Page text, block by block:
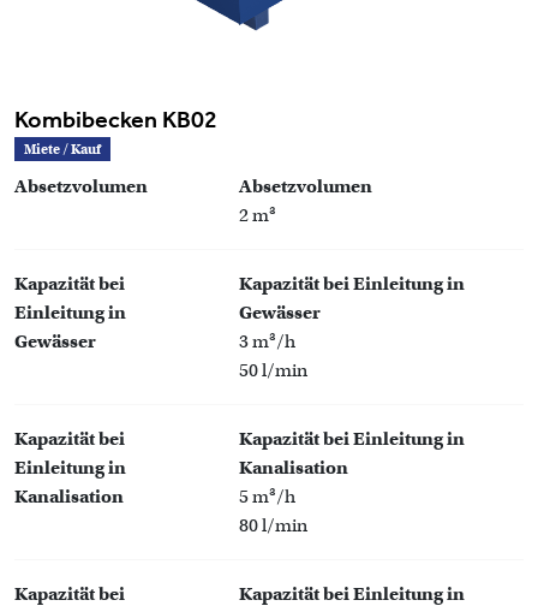
Kombibecken KB02
Miete / Kauf
Absetzvolumen
Absetzvolumen
2 m³
Kapazität bei
Einleitung in
Gewässer
Kapazität bei Einleitung in
Gewässer
3 m³/h
50 l/min
Kapazität bei
Einleitung in
Kanalisation
Kapazität bei Einleitung in
Kanalisation
5 m³/h
80 l/min
Kapazität bei
Kapazität bei Einleitung in